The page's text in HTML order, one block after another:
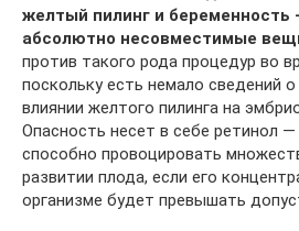
желтый пилинг и беременность
абсолютно несовместимые
против такого рода процедур во
поскольку есть немало сведений
влиянии желтого пилинга на
Опасность несет в себе ретинол
способно провоцировать
развитии плода, если его
организме будет превышать